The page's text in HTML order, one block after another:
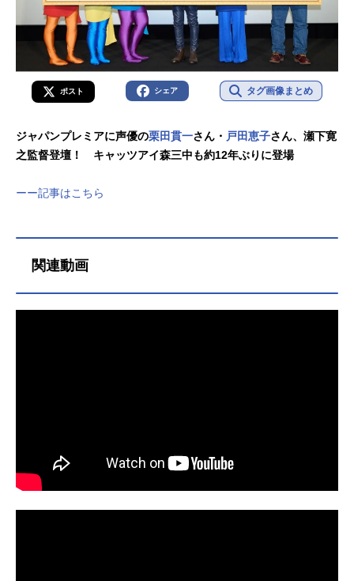
ポスト シェア タグ画像まとめ
ジャパンプレミアに声優の栗田貫一さん・ 戸田恵子さん、瀬下寛
之監督登壇！ キャッツアイ森三中も約12年ぶりに登場
ーー記事はこちら
関連動画